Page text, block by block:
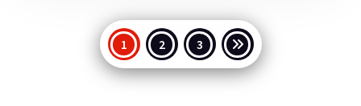
Paginasi
pos
1 2 3